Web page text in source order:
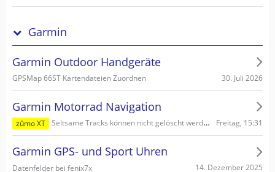
Garmin
Garmin Outdoor Handgeräte
GPSMap 66ST Kartendateien Zuordnen 30. Juli 2026
Garmin Motorrad Navigation
zûmo XT Seltsame Tracks können nicht gelöscht werden Freitag, 15:31
Garmin GPS- und Sport Uhren
Datenfelder bei fenix7x 14. Dezember 2025